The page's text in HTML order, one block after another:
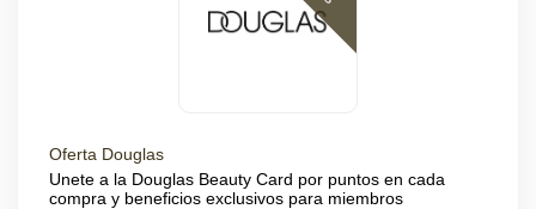
Oferta Douglas
Unete a la Douglas Beauty Card por puntos en cada
compra y beneficios exclusivos para miembros